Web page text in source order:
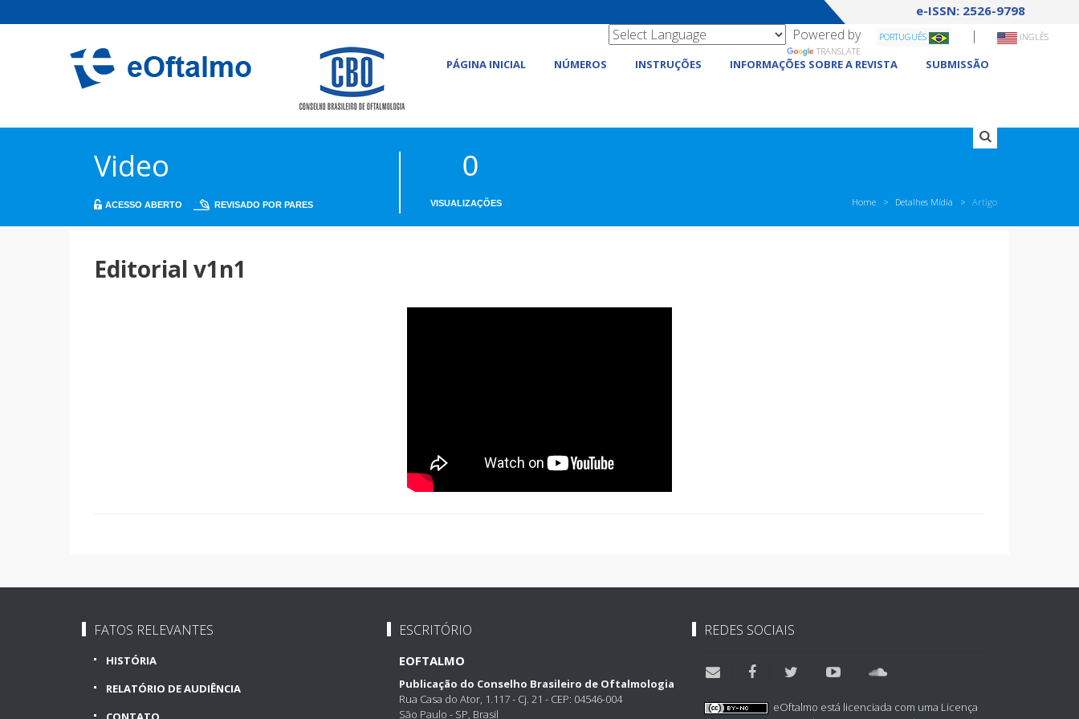
e-ISSN: 2526-9798
PÁGINA INICIAL NÚMEROS INSTRUÇÕES INFORMAÇÕES SOBRE A REVISTA SUBMISSÃO
PORTUGUÊS | INGLÊS
Powered by
TRANSLATE
Video
ACESSO ABERTO REVISADO POR PARES
0
VISUALIZAÇÕES Home Detalhes Mídia Artigo
Editorial v1n1
FATOS RELEVANTES
HISTÓRIA
RELATÓRIO DE AUDIÊNCIA
ESCRITÓRIO
EOFTALMO
Publicação do Conselho Brasileiro de Oftalmologia
Rua Casa do Ator, 1.117 - Cj. 21 - CEP: 04546-004
São Paulo - SP, Brasil
REDES SOCIAIS
eOftalmo está licenciada com uma Licença